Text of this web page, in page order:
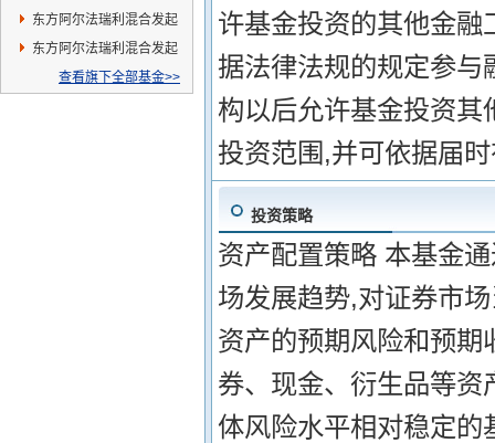
C
东方阿尔法瑞利混合发起
A
东方阿尔法瑞利混合发起
查看旗下全部基金>>
许基金投资的其他金
据法律法规的规定参
构以后允许基金投资
投资范围,并可依据届
投资策略
资产配置策略 本基金
场发展趋势,对证券市
资产的预期风险和预
券、现金、衍生品等
体风险水平相对稳定